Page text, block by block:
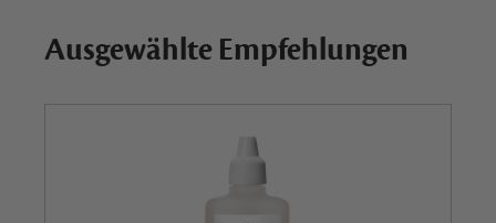
Ausgewählte Empfehlungen